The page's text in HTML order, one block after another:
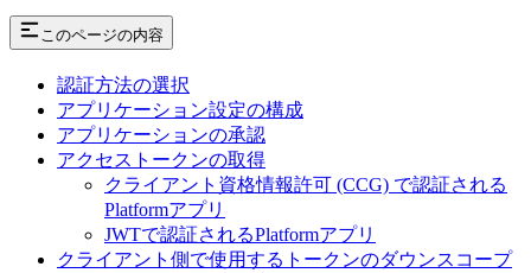
このページの内容
認証方法の選択
アプリケーション設定の構成
アプリケーションの承認
アクセストークンの取得
クライアント資格情報許可 (CCG) で認証される
Platformアプリ
JWTで認証されるPlatformアプリ
クライアント側で使用するトークンのダウンスコープ